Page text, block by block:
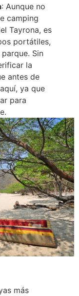
: Aunque no
camping
Tayrona, es
portátiles,
Sin
la
antes de
ya que
para
más